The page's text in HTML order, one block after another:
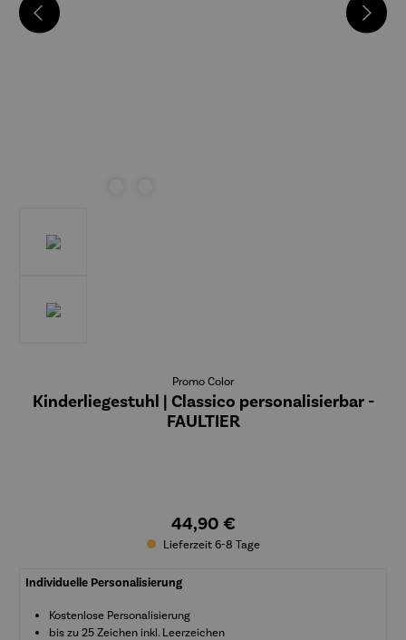
Promo Color
Kinderliegestuhl | Classico personalisierbar -
FAULTIER
44,90 €
Lieferzeit 6-8 Tage
Individuelle Personalisierung
Kostenlose Personalisierung
bis zu 25 Zeichen inkl. Leerzeichen